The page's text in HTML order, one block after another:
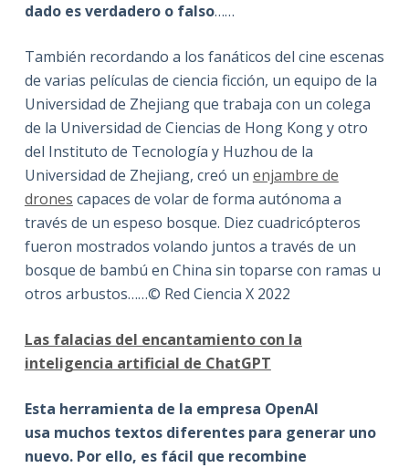
dado es verdadero o falso……
También recordando a los fanáticos del cine escenas
de varias películas de ciencia ficción, un equipo de la
Universidad de Zhejiang que trabaja con un colega
de la Universidad de Ciencias de Hong Kong y otro
del Instituto de Tecnología y Huzhou de la
Universidad de Zhejiang, creó un enjambre de
drones capaces de volar de forma autónoma a
través de un espeso bosque. Diez cuadricópteros
fueron mostrados volando juntos a través de un
bosque de bambú en China sin toparse con ramas u
otros arbustos……© Red Ciencia X 2022
Las falacias del encantamiento con la
inteligencia artificial de ChatGPT
Esta herramienta de la empresa OpenAI
usa muchos textos diferentes para generar uno
nuevo. Por ello, es fácil que recombine